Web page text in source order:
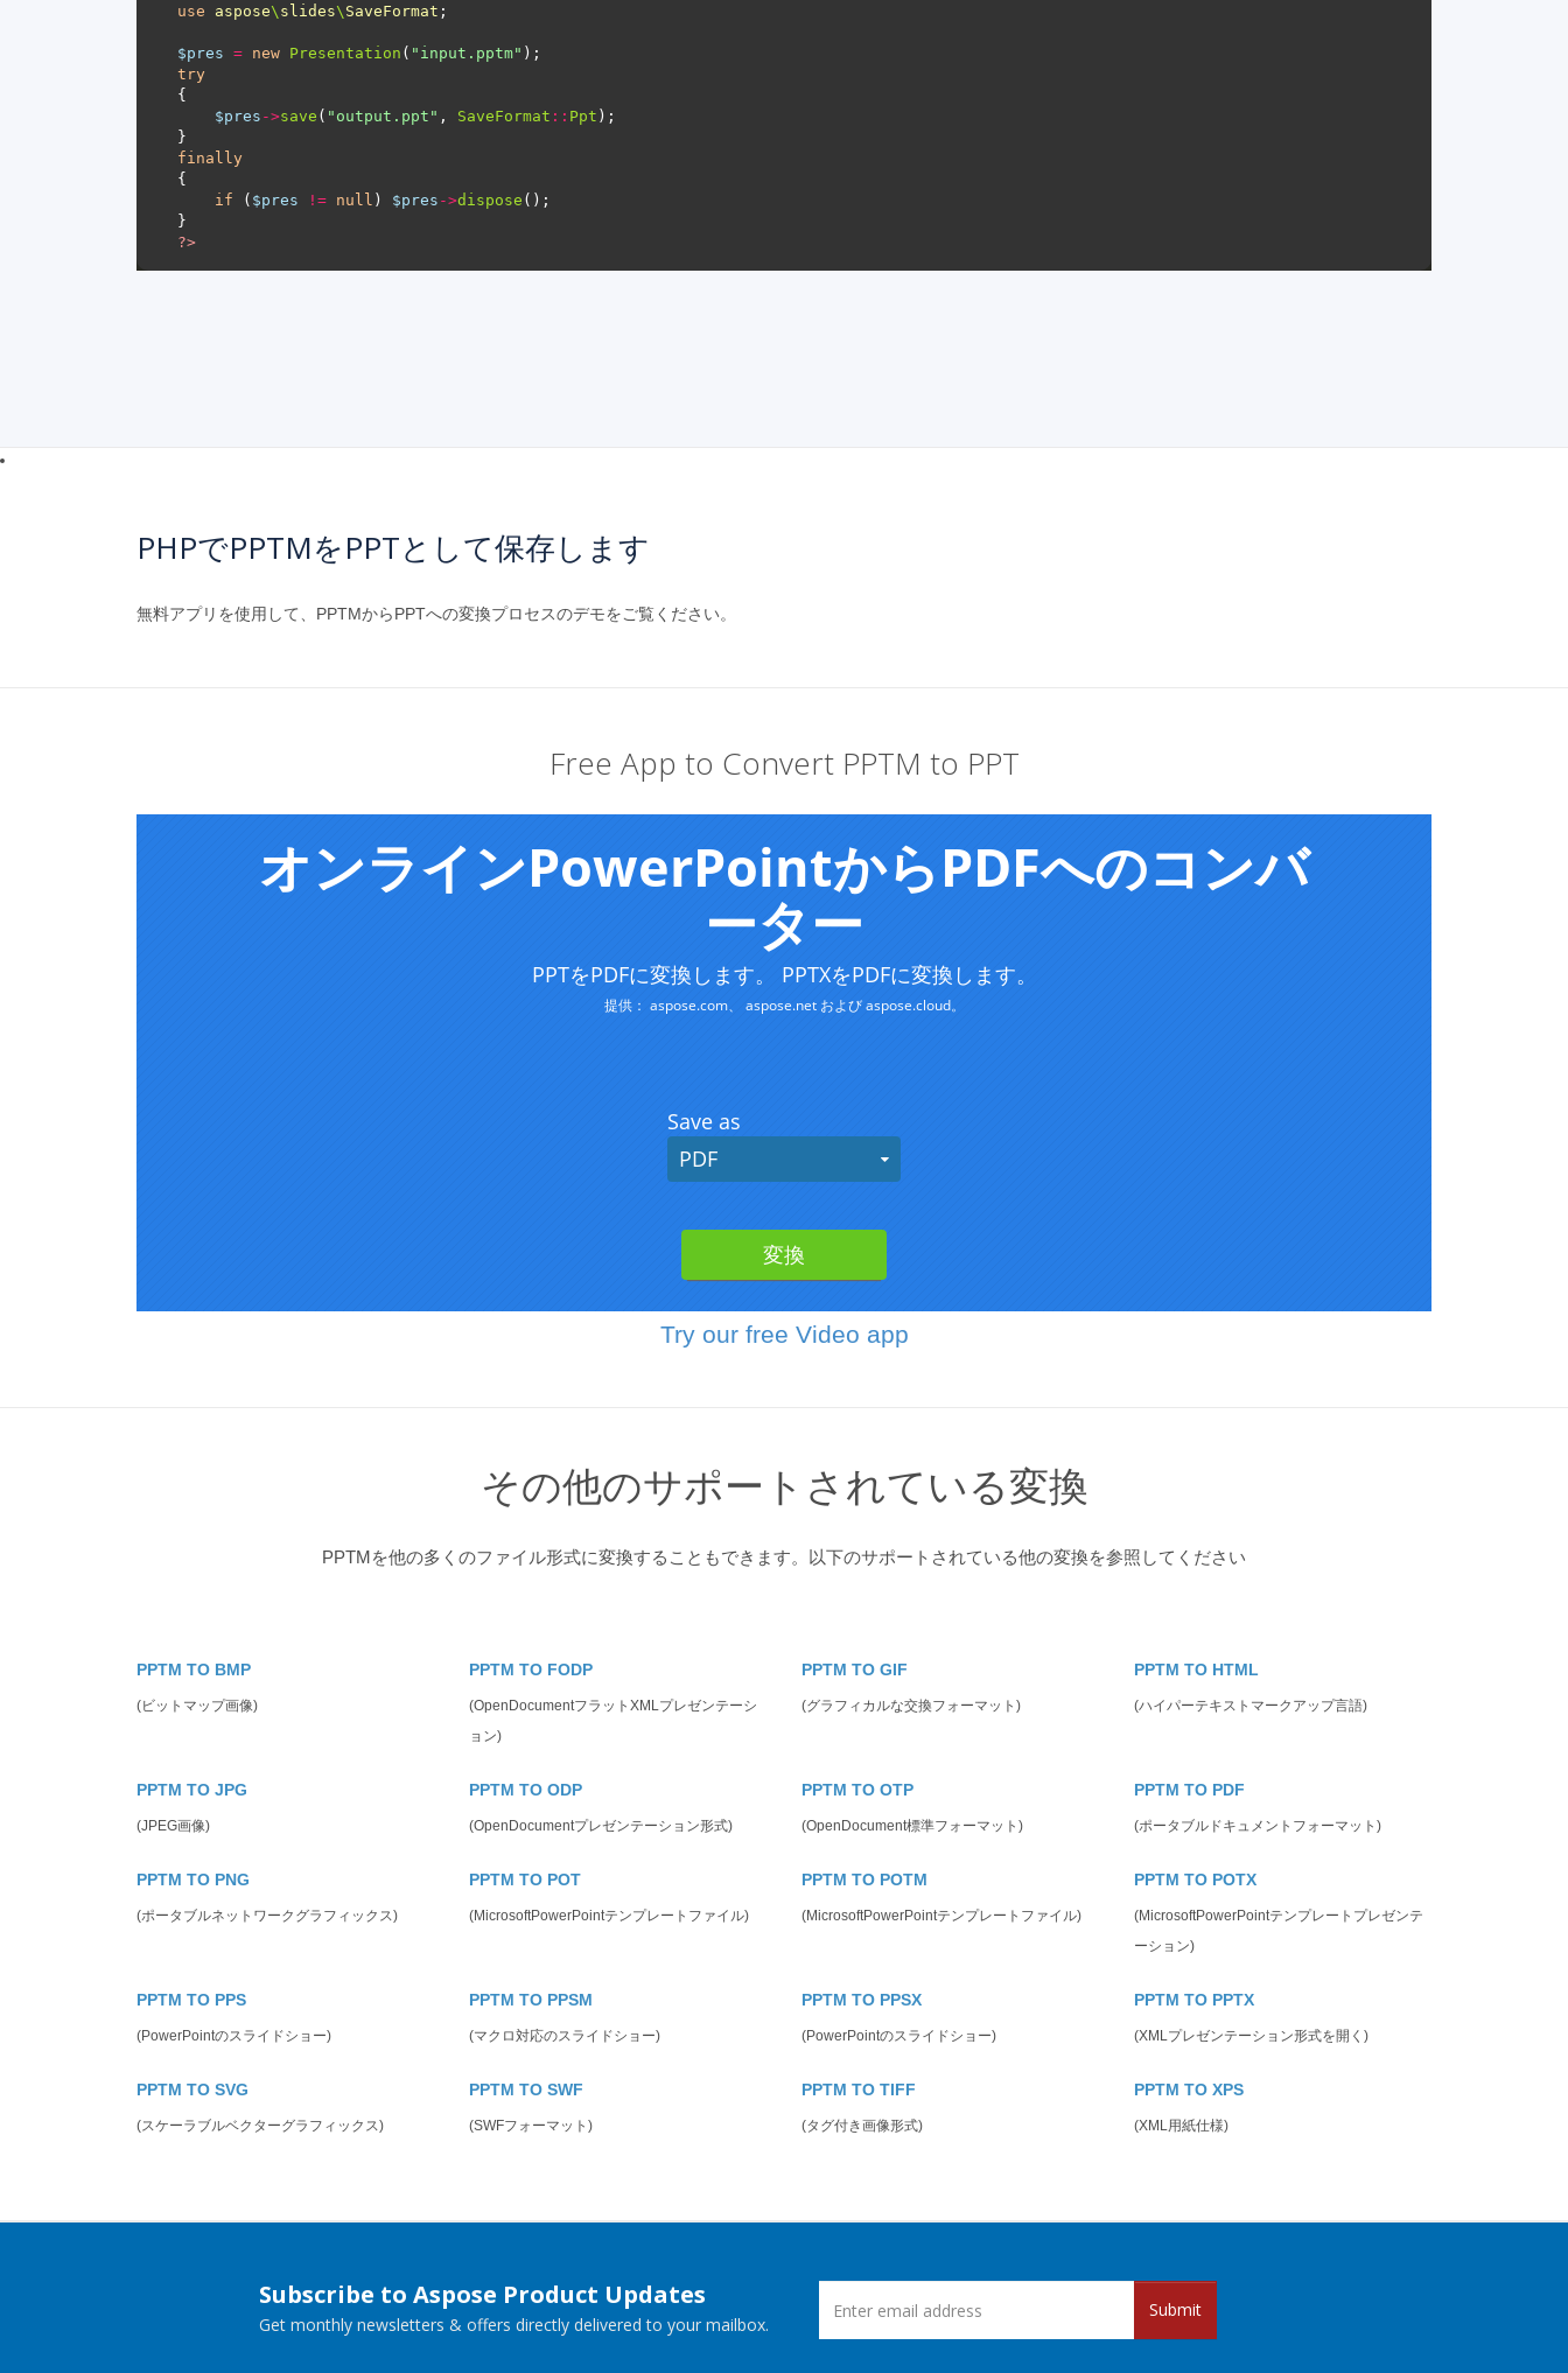
use
aspose\ slides\ SaveFormat
$pres = new Presentation ( "input.pptm"
try
$pres ->save ( "output.ppt" , SaveFormat :: Ppt
finally
if ( $pres != null ) $pres ->dispose
?>
PHPでPPTMをPPTとして保存します
無料アプリを使用して、PPTMからPPTへの変換プロセスのデモをご覧ください。
Free App to Convert PPTM to PPT
Try our free Video app
その他のサポートされている変換
PPTMを他の多くのファイル形式に変換することもできます。以下のサポートされている他の変換を参照してください
PPTM TO BMP
(ビットマップ画像)
PPTM TO FODP
(OpenDocumentフラットXMLプレゼンテーシ
ョン)
PPTM TO GIF
(グラフィカルな交換フォーマット)
PPTM TO HTML
(ハイパーテキストマークアップ言語)
PPTM TO JPG
(JPEG画像)
PPTM TO ODP
(OpenDocumentプレゼンテーション形式)
PPTM TO OTP
(OpenDocument標準フォーマット)
PPTM TO PDF
(ポータブルドキュメントフォーマット)
PPTM TO PNG
(ポータブルネットワークグラフィックス)
PPTM TO POT
(MicrosoftPowerPointテンプレートファイル)
PPTM TO POTM
(MicrosoftPowerPointテンプレートファイル)
PPTM TO POTX
(MicrosoftPowerPointテンプレートプレゼンテ
ーション)
PPTM TO PPS
(PowerPointのスライドショー)
PPTM TO PPSM
(マクロ対応のスライドショー)
PPTM TO PPSX
(PowerPointのスライドショー)
PPTM TO PPTX
(XMLプレゼンテーション形式を開く)
PPTM TO SVG
(スケーラブルベクターグラフィックス)
PPTM TO SWF
(SWFフォーマット)
PPTM TO TIFF
(タグ付き画像形式)
PPTM TO XPS
(XML用紙仕様)
Subscribe to Aspose Product Updates
Get monthly newsletters & offers directly delivered to your mailbox.
Submit